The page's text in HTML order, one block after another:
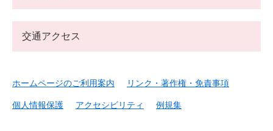
交通アクセス
ホームページのご利用案内 リンク・著作権・免責事項
個人情報保護 アクセシビリティ 例規集